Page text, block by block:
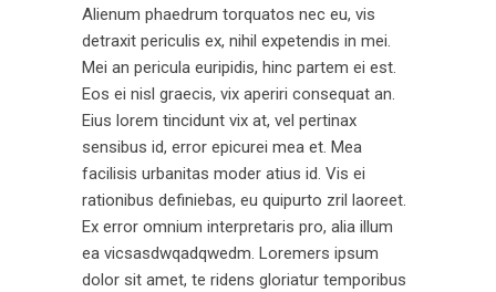
Alienum phaedrum torquatos nec eu, vis
detraxit periculis ex, nihil expetendis in mei.
Mei an pericula euripidis, hinc partem ei est.
Eos ei nisl graecis, vix aperiri consequat an.
Eius lorem tincidunt vix at, vel pertinax
sensibus id, error epicurei mea et. Mea
facilisis urbanitas moder atius id. Vis ei
rationibus definiebas, eu quipurto zril laoreet.
Ex error omnium interpretaris pro, alia illum
ea vicsasdwqadqwedm. Loremers ipsum
dolor sit amet, te ridens gloriatur temporibus